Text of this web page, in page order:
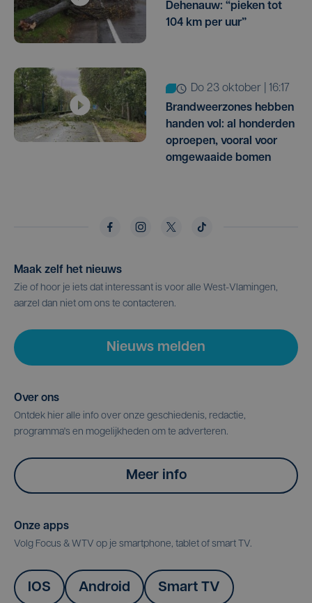
Dehenauw: “pieken tot
104 km per uur”
do 23 oktober | 16:17
Brandweerzones hebben
handen vol: al honderden
oproepen, vooral voor
omgewaaide bomen
Maak zelf het nieuws
Zie of hoor je iets dat interessant is voor alle West-Vlamingen,
aarzel dan niet om ons te contacteren.
Nieuws melden
Over ons
Ontdek hier alle info over onze geschiedenis, redactie,
programma's en mogelijkheden om te adverteren.
Meer info
Onze apps
Volg Focus & WTV op je smartphone, tablet of smart TV.
IOS Android Smart TV